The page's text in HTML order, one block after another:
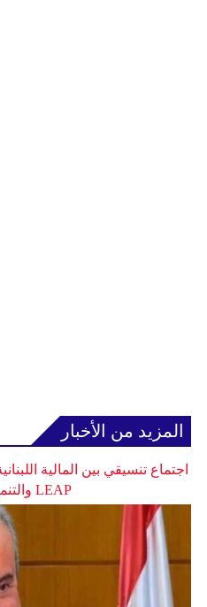
المزيد من الأخبار
اجتماع تنسيقي بين المالية
LEAP والتنمية الرقمية